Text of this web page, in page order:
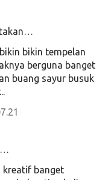
bikin tempelan
berguna banget
buang sayur busuk
kreatif banget